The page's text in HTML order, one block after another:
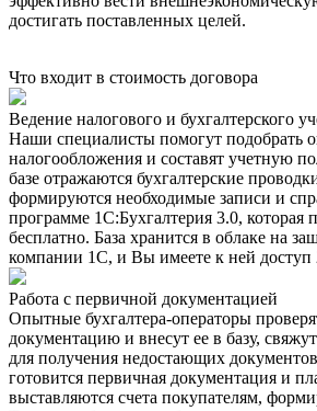
достигать поставленных целей.
Что входит в стоимость договора
Ведение налогового и бухгалтерского
Наши специалисты помогут подобрать
налогообложения и составят учетную
базе отражаются бухгалтерские
формируются необходимые записи и
программе 1С:Бухгалтерия 3.0, которая
бесплатно. База хранится в облаке на
компании 1С, и Вы имеете к ней доступ
Работа с первичной документацией
Опытные бухгалтера-операторы
документацию и внесут ее в базу,
для получения недостающих
готовится первичная документация и
выставляются счета покупателям,